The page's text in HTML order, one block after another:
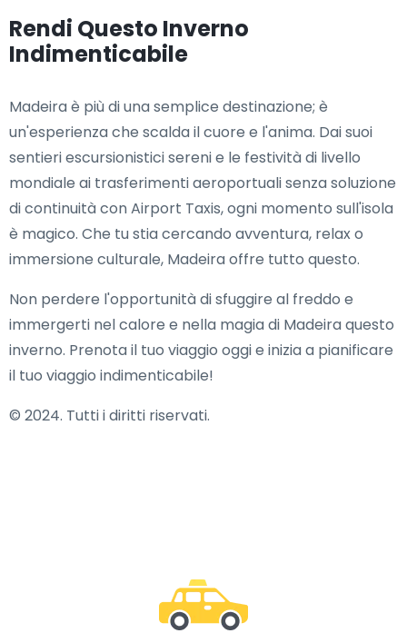
Rendi Questo Inverno
Indimenticabile
Madeira è più di una semplice destinazione; è
un'esperienza che scalda il cuore e l'anima. Dai suoi
sentieri escursionistici sereni e le festività di livello
mondiale ai trasferimenti aeroportuali senza soluzione
di continuità con Airport Taxis, ogni momento sull'isola
è magico. Che tu stia cercando avventura, relax o
immersione culturale, Madeira offre tutto questo.
Non perdere l'opportunità di sfuggire al freddo e
immergerti nel calore e nella magia di Madeira questo
inverno. Prenota il tuo viaggio oggi e inizia a pianificare
il tuo viaggio indimenticabile!
© 2024. Tutti i diritti riservati.